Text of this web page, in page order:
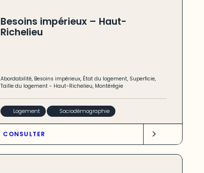
Besoins impérieux – Haut-
Richelieu
Abordabilité, Besoins impérieux, État du logement, Superficie,
Taille du logement- Haut-Richelieu, Montérégie
Logement Sociodémographie
CONSULTER